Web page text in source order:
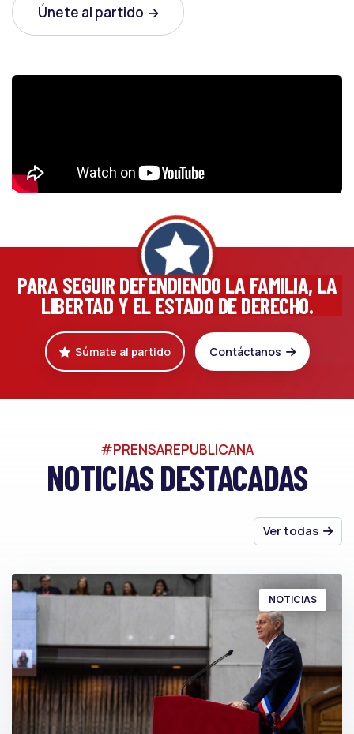
Únete al partido
PARA SEGUIR DEFENDIENDO LA FAMILIA, LA
LIBERTAD Y EL ESTADO DE DERECHO.
Súmate al partido Contáctanos
#PRENSAREPUBLICANA
NOTICIAS DESTACADAS
Ver todas
NOTICIAS